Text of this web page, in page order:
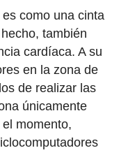
como una cinta
también
cardíaca. A su
en la zona de
de realizar las
únicamente
momento,